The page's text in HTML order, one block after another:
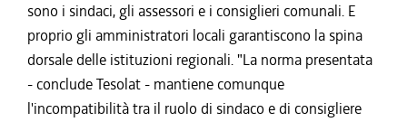
sono i sindaci, gli assessori e i consiglieri comunali. E
proprio gli amministratori locali garantiscono la spina
dorsale delle istituzioni regionali. "La norma presentata
- conclude Tesolat - mantiene comunque
l'incompatibilità tra il ruolo di sindaco e di consigliere